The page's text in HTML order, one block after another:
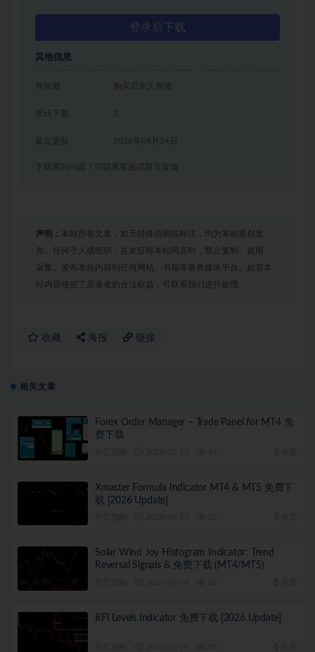
登录后下载
其他信息
有效期 购买后永久有效
累计下载 2
2026年04月24日
下载遇到问题？可联系客服或留言反馈
声明： 本站所有文章，如无特殊说明或标注，均为本站原创发
布。任何个人或组织，在未征得本站同意时，禁止复制、盗用、
采集、发布本站内容到任何网站、书籍等各类媒体平台。如若本
站内容侵犯了原著者的合法权益，可联系我们进行处理。
收藏 海报 链接
相关文章
Forex Order Manager – Trade Panel for MT4 免
费下载
Xmaster Formula Indicator MT4 & MT5 免费下
载 [2026 Update]
Solar Wind Joy Histogram Indicator: Trend
Reversal Signals & 免费下载 (MT4/MT5)
RFI Levels Indicator 免费下载 [2026 Update]